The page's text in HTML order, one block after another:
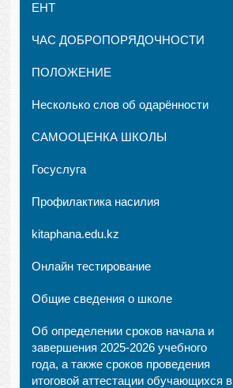
ЕНТ
ЧАС ДОБРОПОРЯДОЧНОСТИ
ПОЛОЖЕНИЕ
Несколько слов об одарённости
САМООЦЕНКА ШКОЛЫ
Госуслуга
Профилактика насилия
kitaphana.edu.kz
Онлайн тестирование
Общие сведения о школе
Об определении сроков начала и
завершения 2025-2026 учебного
года, а также сроков проведения
итоговой аттестации обучающихся в